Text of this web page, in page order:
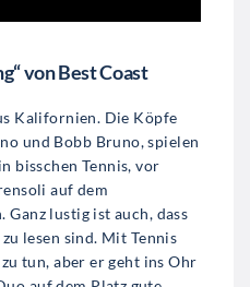
von Best Coast
Kalifornien. Die Köpfe
und Bobb Bruno, spielen
bisschen Tennis, vor
auf dem
Ganz lustig ist auch, dass
lesen sind. Mit Tennis
tun, aber er geht ins Ohr